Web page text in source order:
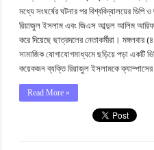
মধ্যে সংঘর্ষের ঘটনার পর বিশ্ববিদ্যালয়ের ভিপি
রিয়াজুল ইসলাম এবং জিএস আব্দুল আলিম
করে দিয়েছে ছাত্রদলের নেতাকর্মীরা। মঙ্গলবার
সামাজিক যোগাযোগমাধ্যমে ছড়িয়ে পড়া একটি
কয়েকজন ব্যক্তি রিয়াজুল ইসলামকে
Read More »